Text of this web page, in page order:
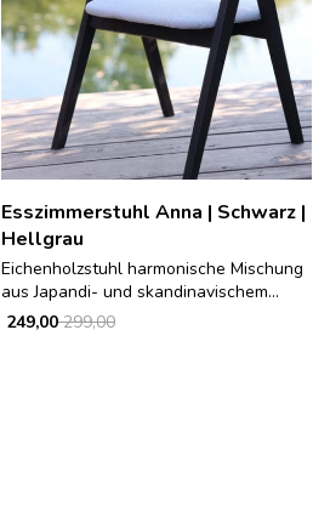
Esszimmerstuhl Anna | Schwarz |
Hellgrau
Eichenholzstuhl harmonische Mischung
aus Japandi- und skandinavischem...
299,00
249,00